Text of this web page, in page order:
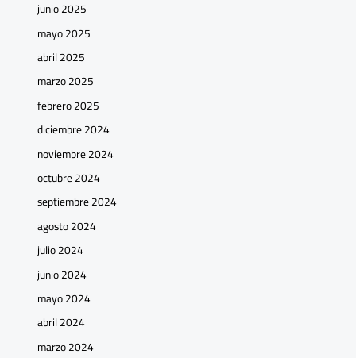
junio 2025
mayo 2025
abril 2025
marzo 2025
febrero 2025
diciembre 2024
noviembre 2024
octubre 2024
septiembre 2024
agosto 2024
julio 2024
junio 2024
mayo 2024
abril 2024
marzo 2024